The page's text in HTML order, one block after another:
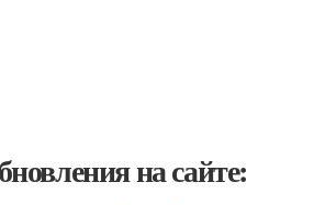
на сайте: